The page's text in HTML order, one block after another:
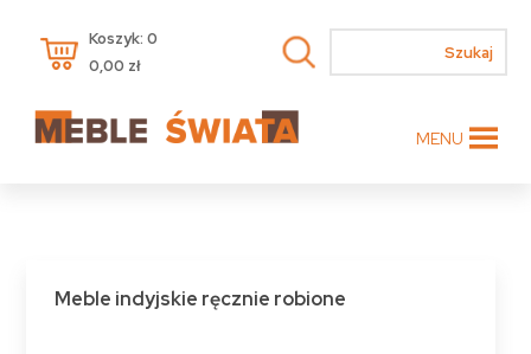
Koszyk: 0
0,00 zł
MENU
Meble indyjskie ręcznie robione